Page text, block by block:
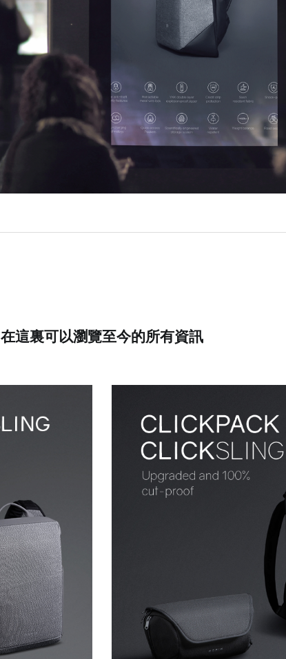
在這裏可以瀏覽至今的所有資訊